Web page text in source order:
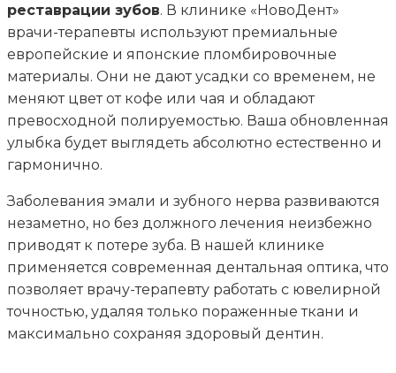
реставрации зубов. В клинике «НовоДент»
врачи-терапевты используют премиальные
европейские и японские пломбировочные
материалы. Они не дают усадки со временем, не
меняют цвет от кофе или чая и обладают
превосходной полируемостью. Ваша обновленная
улыбка будет выглядеть абсолютно естественно и
гармонично.
Заболевания эмали и зубного нерва развиваются
незаметно, но без должного лечения неизбежно
приводят к потере зуба. В нашей клинике
применяется современная дентальная оптика, что
позволяет врачу-терапевту работать с ювелирной
точностью, удаляя только пораженные ткани и
максимально сохраняя здоровый дентин.